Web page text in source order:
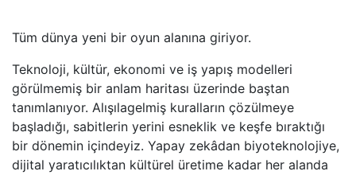
Tüm dünya yeni bir oyun alanına giriyor.
Teknoloji, kültür, ekonomi ve iş yapış modelleri
görülmemiş bir anlam haritası üzerinde baştan
tanımlanıyor. Alışılagelmiş kuralların çözülmeye
başladığı, sabitlerin yerini esneklik ve keşfe bıraktığı
bir dönemin içindeyiz. Yapay zekâdan biyoteknolojiye,
dijital yaratıcılıktan kültürel üretime kadar her alanda